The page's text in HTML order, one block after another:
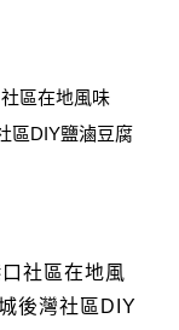
社區在地風
後灣社區DIY